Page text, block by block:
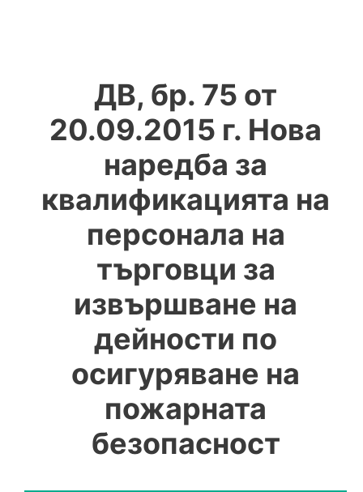
ДВ, бр. 75 от
20.09.2015 г. Нова
наредба за
квалификацията на
персонала на
търговци за
извършване на
дейности по
осигуряване на
пожарната
безопасност